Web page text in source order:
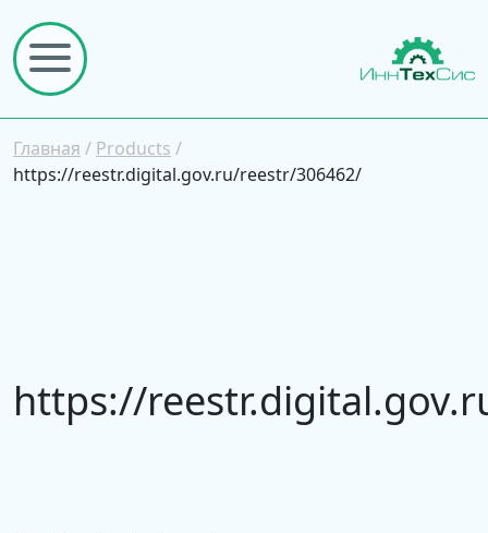
Главная / Products /
https://reestr.digital.gov.ru/reestr/306462/
https://